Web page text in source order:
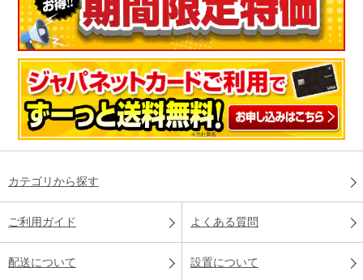
カテゴリから探す
ご利用ガイド よくある質問
配送について 設置について